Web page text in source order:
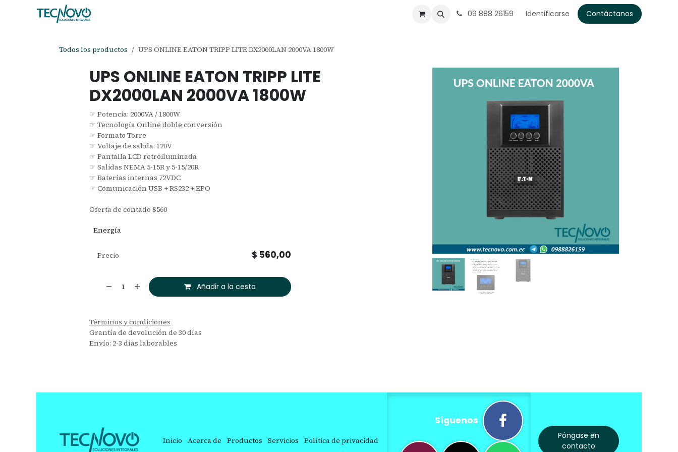
09 888 26159 Identificarse Contáctanos
Todos los productos UPS ONLINE EATON TRIPP LITE DX2000LAN 2000VA 1800W
UPS ONLINE EATON TRIPP LITE
DX2000LAN 2000VA 1800W
☞ Potencia: 2000VA / 1800W
☞ Tecnología Online doble conversión
☞ Formato Torre
☞ Voltaje de salida: 120V
☞ Pantalla LCD retroiluminada
☞ Salidas NEMA 5-15R y 5-15/20R
☞ Baterías internas 72VDC
☞ Comunicación USB + RS232 + EPO
Oferta de contado $560
Energía
Añadir a la cesta
Precio $ 560,00
Términos y condiciones
Grantía de devolución de 30 días
Envío: 2-3 días laborables
Inicio Acerca de Productos Servicios Política de privacidad
Síguenos
Póngase en
contacto